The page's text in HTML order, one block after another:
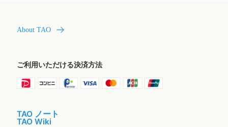
About TAO
ご利用いただける決済方法
TAO ノート
TAO Wiki